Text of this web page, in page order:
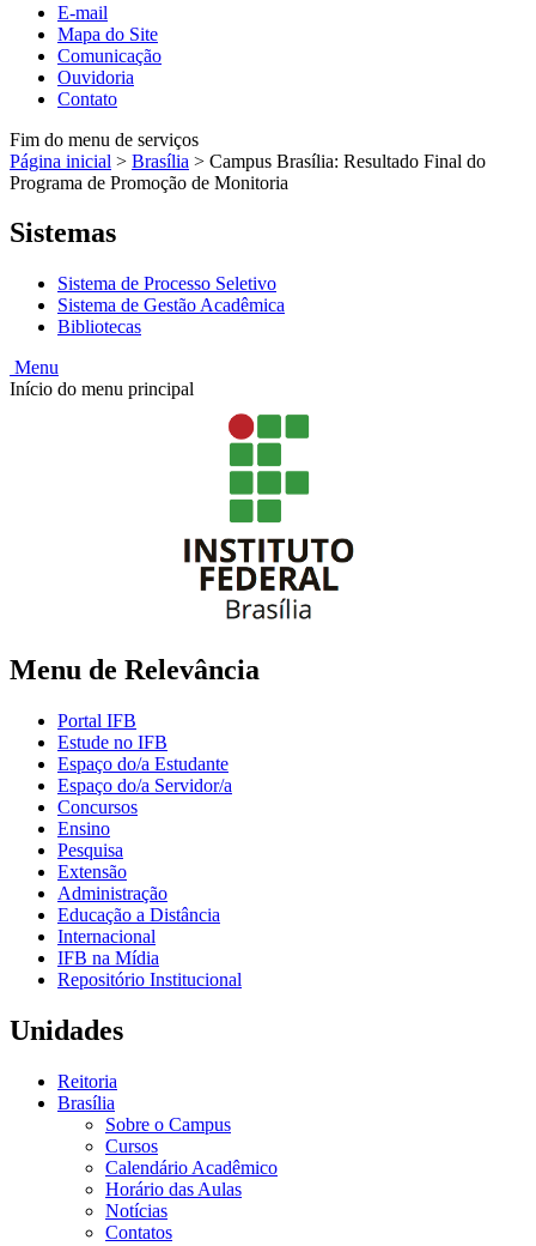
E-mail
Mapa do Site
Comunicação
Ouvidoria
Contato
Fim do menu de serviços
Página inicial > Brasília > Campus Brasília: Resultado Final do
Programa de Promoção de Monitoria
Sistemas
Sistema de Processo Seletivo
Sistema de Gestão Acadêmica
Bibliotecas
Menu
Início do menu principal
Menu de Relevância
Portal IFB
Estude no IFB
Espaço do/a Estudante
Espaço do/a Servidor/a
Concursos
Ensino
Pesquisa
Extensão
Administração
Educação a Distância
Internacional
IFB na Mídia
Repositório Institucional
Unidades
Reitoria
Brasília
Sobre o Campus
Cursos
Calendário Acadêmico
Horário das Aulas
Notícias
Contatos